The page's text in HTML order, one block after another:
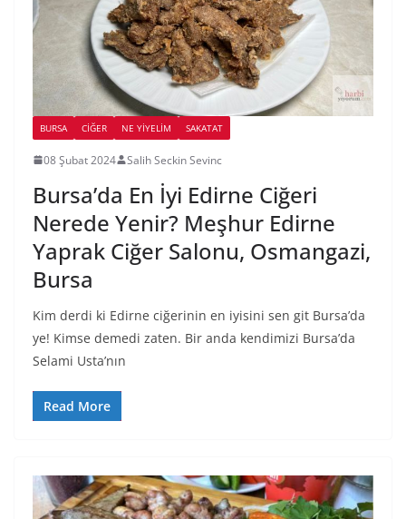
BURSA CIĞER NE YİYELİM SAKATAT
08 Şubat 2024 Salih Seckin Sevinc
Bursa’da En İyi Edirne Ciğeri
Nerede Yenir? Meşhur Edirne
Yaprak Ciğer Salonu, Osmangazi,
Bursa
Kim derdi ki Edirne ciğerinin en iyisini sen git Bursa’da
ye! Kimse demedi zaten. Bir anda kendimizi Bursa’da
Selami Usta’nın
Read More